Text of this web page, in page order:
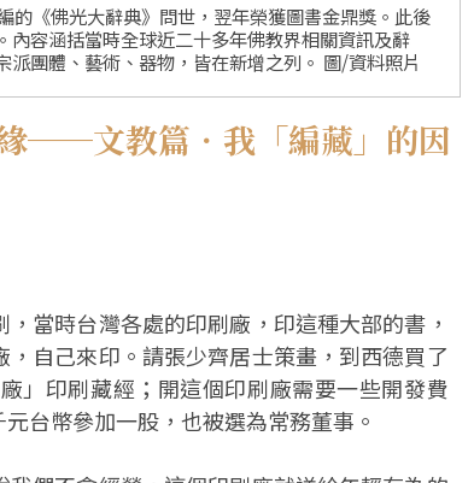
的《佛光大辭典》問世，翌年榮獲圖書金鼎獎。此後
容涵括當時全球近二十多年佛教界相關資訊及辭
團體、藝術、器物，皆在新增之列。 圖/資料照片
──文教篇．我「編藏」的因
當時台灣各處的印刷廠，印這種大部的書，
自己來印。請張少齊居士策畫，到西德買了
」印刷藏經；開這個印刷廠需要一些開發費
台幣參加一股，也被選為常務董事。